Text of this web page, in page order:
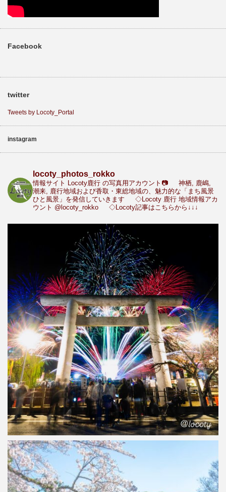
Facebook
twitter
Tweets by Locoty_Portal
instagram
locoty_photos_rokko
情報サイト Locoty鹿行 の写真用アカウント📷
神栖, 鹿嶋,
潮来, 鹿行地域および香取・東総地域の、魅力的な「まち風景
ひと風景」を発信していきます
◇Locoty 鹿行 地域情報アカ
ウント @locoty_rokko ◇Locoty記事はこちらから↓↓↓